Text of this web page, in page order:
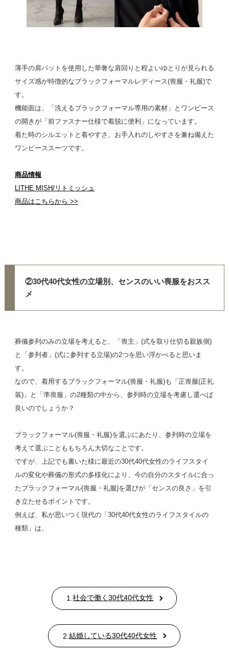
薄手の肩パットを使用した華奢な肩回りと程よいゆとりが見られる
サイズ感が特徴的なブラックフォーマルレディース(喪服・礼服)で
す。
機能面は、「洗えるブラックフォーマル専用の素材」とワンピース
の開きが「前ファスナー仕様で着脱に便利」になっています。
着た時のシルエットと着やすさ、お手入れのしやすさを兼ね備えた
ワンピーススーツです。
商品情報
LITHE MISH/リトミッシュ
商品はこちらから >>
②30代40代女性の立場別、センスのいい喪服をおスス
メ
葬儀参列のみの立場を考えると、「喪主」(式を取り仕切る親族側)
と「参列者」(式に参列する立場)の2つを思い浮かべると思いま
す。
なので、着用するブラックフォーマル(喪服・礼服)も「正喪服(正礼
装)」と「準喪服」の2種類の中から、参列時の立場を考慮し選べば
良いのでしょうか？
ブラックフォーマル(喪服・礼服)を選ぶにあたり、参列時の立場を
考えて選ぶことももちろん大切なことです。
ですが、上記でも書いた様に最近の30代40代女性のライフスタイ
ルの変化や葬儀の形式の多様化により、今の自分のスタイルに合っ
たブラックフォーマル(喪服・礼服)を選びが「センスの良さ」を引
き立たせるポイントです。
例えば、私が思いつく現代の「30代40代女性のライフスタイルの
種類」は、
1.社会で働く30代40代女性
2.結婚している30代40代女性